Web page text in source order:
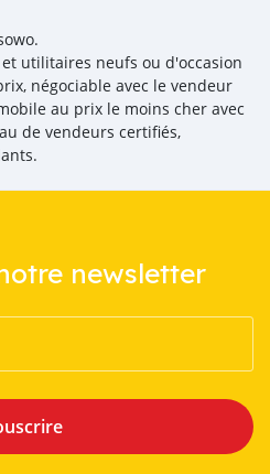
utilitaires neufs ou d'occasion
négociable avec le vendeur
au prix le moins cher avec
de vendeurs certifiés,
newsletter